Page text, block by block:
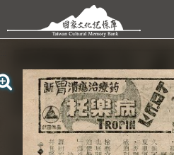
跳到主要內容區塊